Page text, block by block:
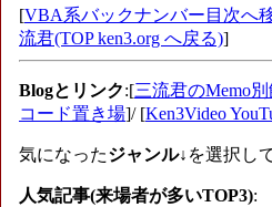
[VBA系バックナンバー目次へ
流君(TOP ken3.org へ戻る)]
Blogとリンク:[三流君のMemo
コード置き場]/ [Ken3Video
気になったジャンル↓を選択し
人気記事(来場者が多いTOP3):